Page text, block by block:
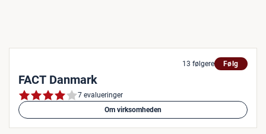
13 følgere Følg
FACT Danmark
7 evalueringer
Om virksomheden